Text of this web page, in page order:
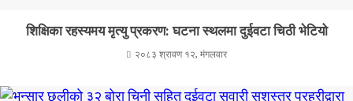
शिक्षिका रहस्यमय मृत्यु प्रकरण: घटना स्थलमा दुईवटा चिठी भेटियो
२०८३ श्रावण १२, मंगलवार